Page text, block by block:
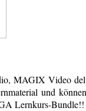
MAGIX
und
Lernkurs-